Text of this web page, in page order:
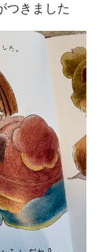
つきました